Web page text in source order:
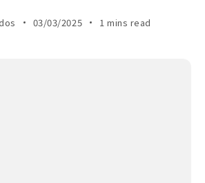
03/03/2025 1 mins read